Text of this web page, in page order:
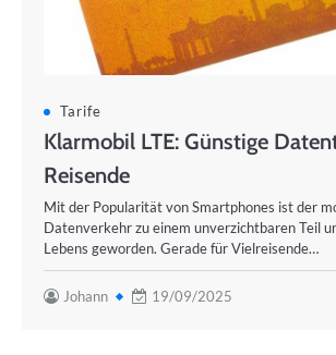
Tarife
Klarmobil LTE: Günstige
Reisende
Mit der Popularität von Smartphones ist der
Datenverkehr zu einem unverzichtbaren Teil
Lebens geworden. Gerade für Vielreisende…
Johann 19/09/2025